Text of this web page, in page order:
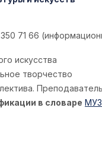
71 66
искусства
творчество
Преподаватель
в словаре